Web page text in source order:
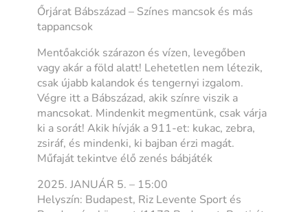
Őrjárat Bábszázad – Színes mancsok és más
tappancsok
Mentőakciók szárazon és vízen, levegőben
vagy akár a föld alatt! Lehetetlen nem létezik,
csak újabb kalandok és tengernyi izgalom.
Végre itt a Bábszázad, akik színre viszik a
mancsokat. Mindenkit megmentünk, csak várja
ki a sorát! Akik hívják a 911-et: kukac, zebra,
zsiráf, és mindenki, ki bajban érzi magát.
Műfaját tekintve élő zenés bábjáték
2025. JANUÁR 5. – 15:00
Helyszín: Budapest, Riz Levente Sport és